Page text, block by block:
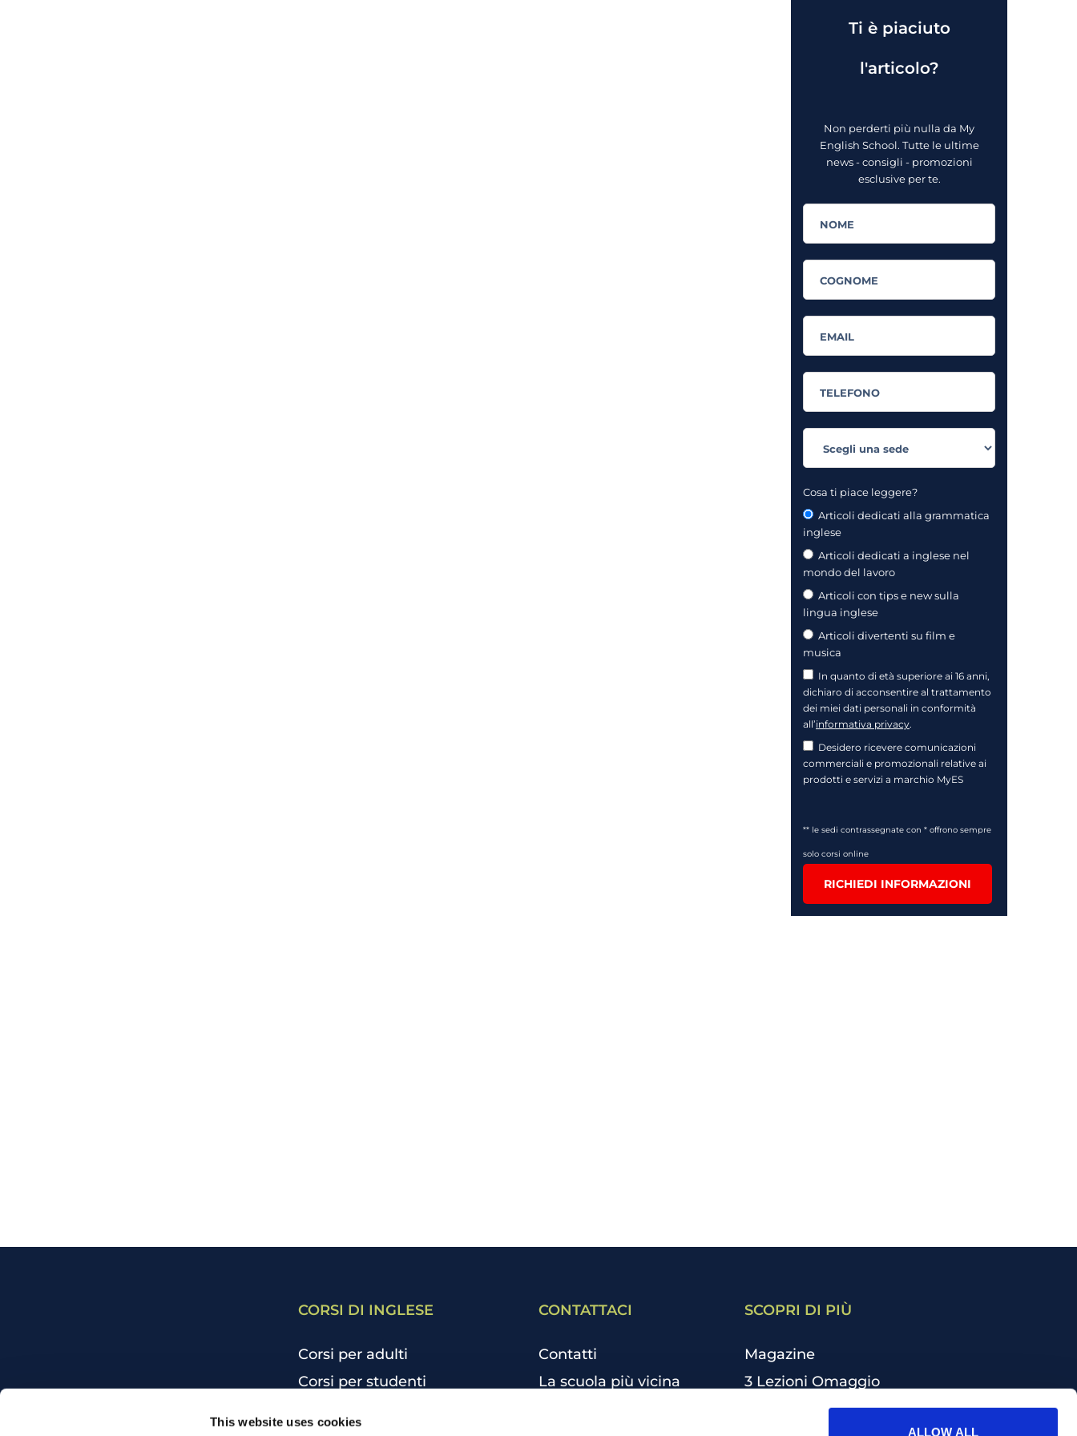
This website uses cookies
ALLOW ALL
Ti è piaciuto
l'articolo?
Non perderti più nulla da My
English School. Tutte le ultime
news - consigli - promozioni
esclusive per te.
Cosa ti piace leggere?
Articoli dedicati alla grammatica
inglese
Articoli dedicati a inglese nel
mondo del lavoro
Articoli con tips e new sulla
lingua inglese
Articoli divertenti su film e
musica
In quanto di età superiore ai 16 anni,
dichiaro di acconsentire al trattamento
dei miei dati personali in conformità
all’informativa privacy.
Desidero ricevere comunicazioni
commerciali e promozionali relative ai
prodotti e servizi a marchio MyES
** le sedi contrassegnate con * offrono sempre
solo corsi online
RICHIEDI INFORMAZIONI
CORSI DI INGLESE
Corsi per adulti
Corsi per studenti
CONTATTACI
Contatti
La scuola più vicina
SCOPRI DI PIÙ
Magazine
3 Lezioni Omaggio